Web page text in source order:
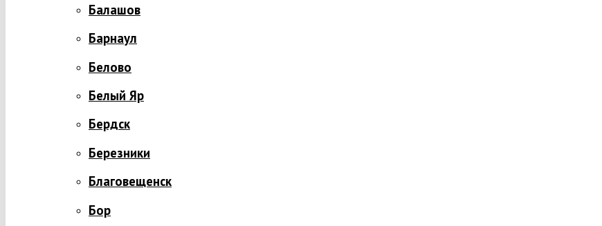
Балашов
Барнаул
Белово
Белый Яр
Бердск
Березники
Благовещенск
Бор